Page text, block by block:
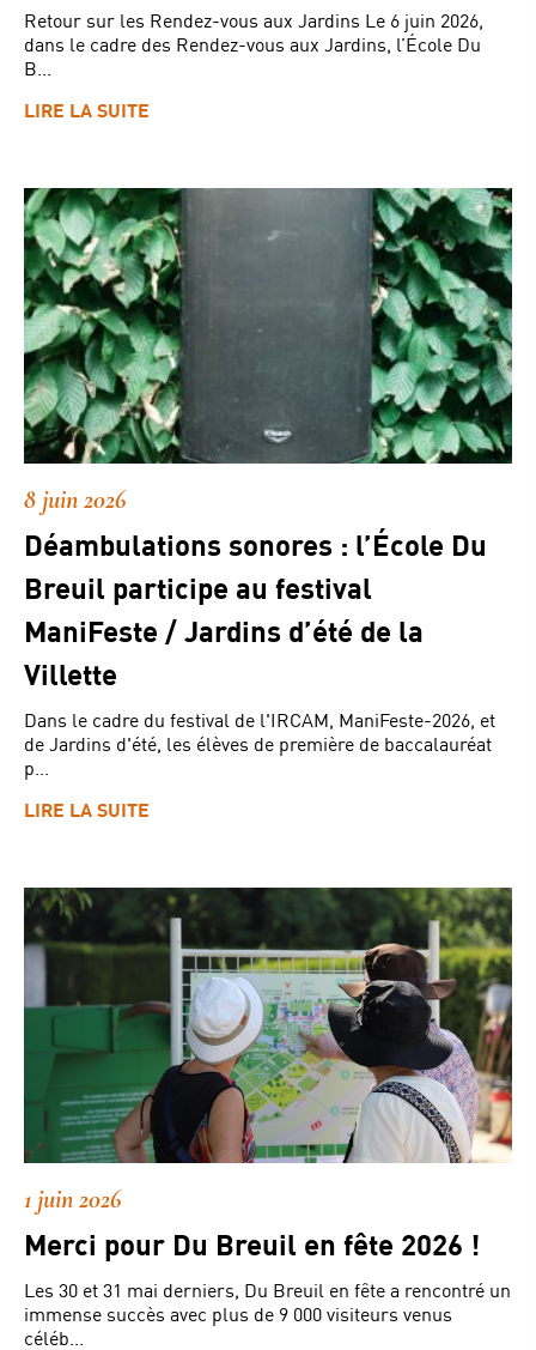
Retour sur les Rendez-vous aux Jardins Le 6 juin 2026,
dans le cadre des Rendez-vous aux Jardins, l’École Du
B...
LIRE LA SUITE
8 juin 2026
Déambulations sonores : l’École Du
Breuil participe au festival
ManiFeste / Jardins d’été de la
Villette
Dans le cadre du festival de l'IRCAM, ManiFeste-2026, et
de Jardins d'été, les élèves de première de baccalauréat
p...
LIRE LA SUITE
1 juin 2026
Merci pour Du Breuil en fête 2026 !
Les 30 et 31 mai derniers, Du Breuil en fête a rencontré un
immense succès avec plus de 9 000 visiteurs venus
céléb...